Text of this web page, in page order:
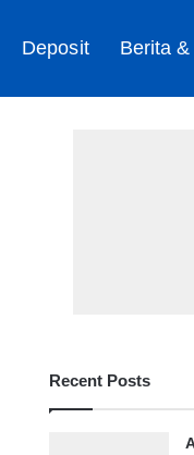
Deposit Berita
Recent Posts